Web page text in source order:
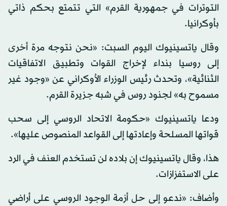
التوترات في جمهورية القرم» التي تتمتع بحكم ذاتي
بأوكرانيا.
وقال ياتسينيوك اليوم السبت: «نحن نتوجه مرة أخرى
إلى روسيا بنداء لإخراج القوات وتطبيق الاتفاقيات
الثنائية»، وتحدث رئيس الوزراء الأوكراني عن «وجود غير
مسموح به» لجنود روس في شبه جزيرة القرم.
ودعا ياتسينيوك «حكومة الاتحاد الروسي إلى سحب
قواتها المسلحة وإعادتها إلى القواعد المنصوص عليها».
هذا، وقال ياتسينيوك إن بلاده لن تستخدم العنف في الرد
على الاستفزازات.
وأضاف: «ندعو إلى حل أزمة الوجود الروسي على أراضي